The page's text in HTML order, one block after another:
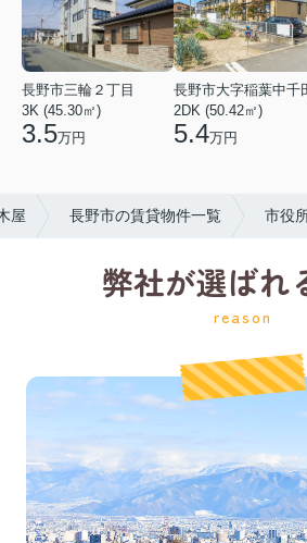
長野市三輪２丁目
3K (45.30㎡)
3.5万円
長野市大字稲葉中千
2DK (50.42㎡)
5.4万円
屋 長野市の賃貸物件一覧 市役
弊社が選ばれ
reason